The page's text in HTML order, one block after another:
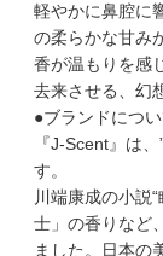
軽やかに鼻腔に
の柔らかな甘み
香が温もりを感
去来させる、幻
●ブランドにつ
『J-Scent』は
す。
川端康成の小説
士」の香りなど
ました。日本の